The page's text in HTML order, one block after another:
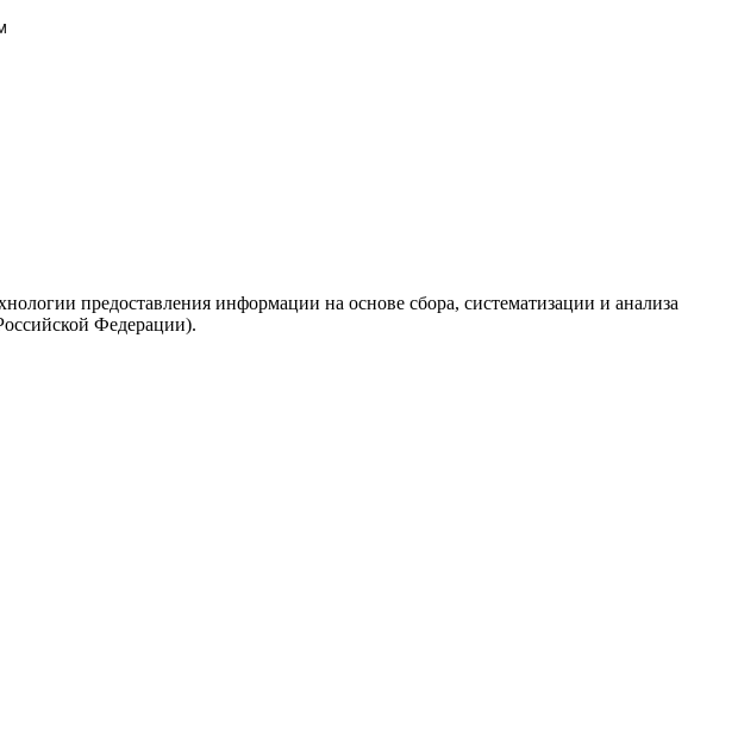
предоставления информации на основе сбора, систематизации и анализа
Федерации).